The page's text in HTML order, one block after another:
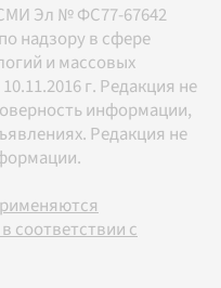
Эл № ФС77-67642
надзору в сфере
и массовых
г. Редакция не
информации,
Редакция не
соответствии с